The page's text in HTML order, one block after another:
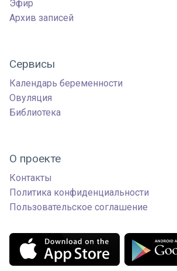
Эфир
Архив записей
Сервисы
Календарь беременности
Овуляция
Библиотека
О проекте
Контакты
Политика конфиденциальности
Пользовательское соглашение